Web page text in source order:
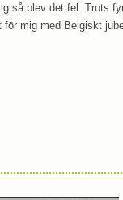
så blev det fel. Trots
för mig med Belgiskt